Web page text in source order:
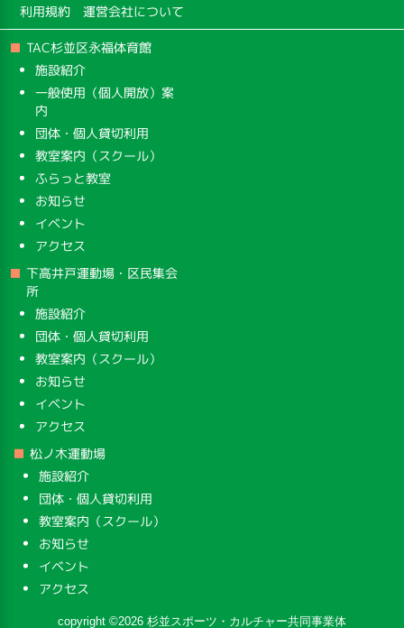
利用規約 運営会社について
TAC杉並区永福体育館
施設紹介
一般使用（個人開放）案
内
団体・個人貸切利用
教室案内（スクール）
ふらっと教室
お知らせ
イベント
アクセス
下高井戸運動場・区民集会
所
施設紹介
団体・個人貸切利用
教室案内（スクール）
お知らせ
イベント
アクセス
松ノ木運動場
施設紹介
団体・個人貸切利用
教室案内（スクール）
お知らせ
イベント
アクセス
copyright ©2026 杉並スポーツ・カルチャー共同事業体